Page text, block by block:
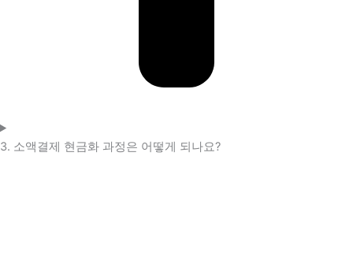
3. 소액결제 현금화 과정은 어떻게 되나요?